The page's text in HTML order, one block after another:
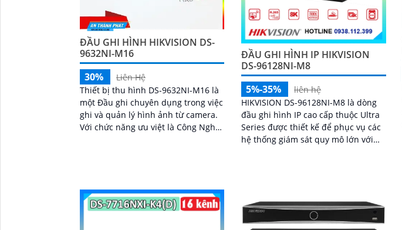
ĐẦU GHI HÌNH HIKVISION DS-
9632NI-M16
30%
Liên Hệ
Thiết bị thu hình DS-9632NI-M16 là
một Đầu ghi chuyên dụng trong việc
ghi và quản lý hình ảnh từ camera.
Với chức năng ưu việt là Công Nghệ
ĐẦU GHI HÌNH IP HIKVISION
DS-96128NI-M8
5%-35%
liên hệ
HIKVISION DS-96128NI-M8 là dòng
đầu ghi hình IP cao cấp thuộc Ultra
Series được thiết kế để phục vụ các
hệ thống giám sát quy mô lớn với